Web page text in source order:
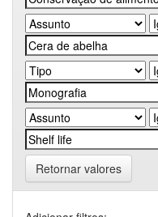
Retornar valores